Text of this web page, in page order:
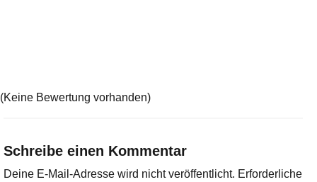
(Keine Bewertung vorhanden)
Schreibe einen Kommentar
Deine E-Mail-Adresse wird nicht veröffentlicht. Erforderliche